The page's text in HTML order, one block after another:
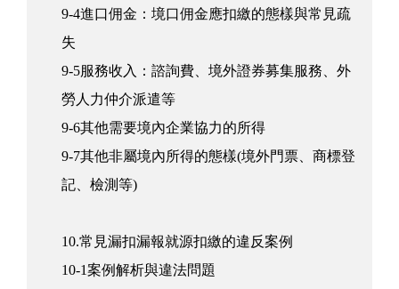
9-4進口佣金：境口佣金應扣繳的態樣與常見疏
失
9-5服務收入：諮詢費、境外證券募集服務、外
勞人力仲介派遣等
9-6其他需要境內企業協力的所得
9-7其他非屬境內所得的態樣(境外門票、商標登
記、檢測等)
10.常見漏扣漏報就源扣繳的違反案例
10-1案例解析與違法問題